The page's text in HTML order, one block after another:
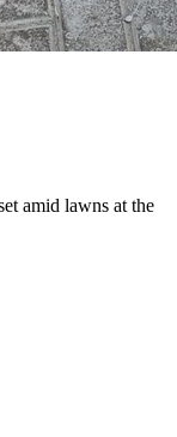
amid lawns at the